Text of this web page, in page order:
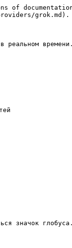
grok.md).
реальном времени.
значок